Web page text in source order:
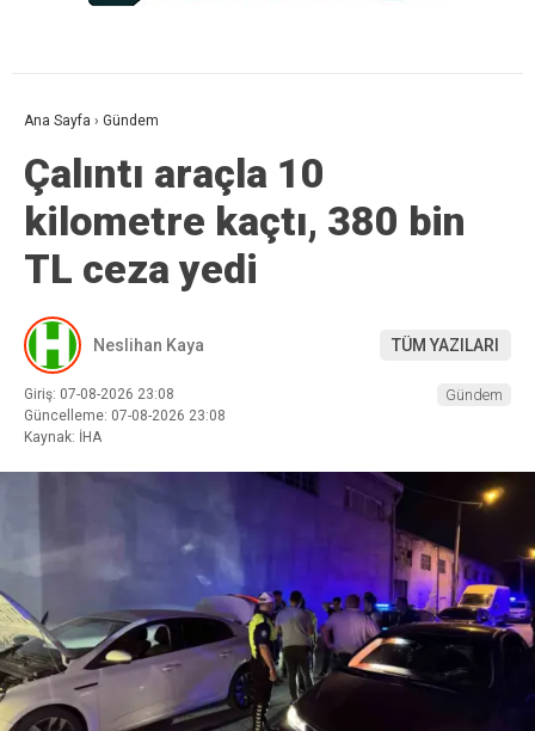
Ana Sayfa › Gündem
Çalıntı araçla 10
kilometre kaçtı, 380 bin
TL ceza yedi
Neslihan Kaya TÜM YAZILARI
Giriş: 07-08-2026 23:08
Güncelleme: 07-08-2026 23:08
Kaynak: İHA
Gündem